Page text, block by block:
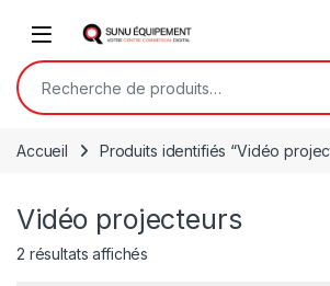
Open
Recherche pour :
Accueil Produits identifiés “Vidéo
Vidéo projecteurs
2 résultats affichés